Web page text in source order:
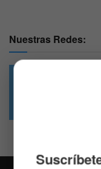
Nuestras Redes: